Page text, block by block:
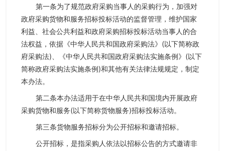
第一条为了规范政府采购当事人的采购行为，加强对
政府采购货物和服务招标投标活动的监督管理，维护国家
利益、社会公共利益和政府采购招标投标活动当事人的合
法权益，依据《中华人民共和国政府采购法》(以下简称政
府采购法)、《中华人民共和国政府采购法实施条例》(以下
简称政府采购法实施条例)和其他有关法律法规规定，制定
本办法。
第二条本办法适用于在中华人民共和国境内开展政府
采购货物和服务(以下简称货物服务)招标投标活动。
第三条货物服务招标分为公开招标和邀请招标。
公开招标，是指采购人依法以招标公告的方式邀请非